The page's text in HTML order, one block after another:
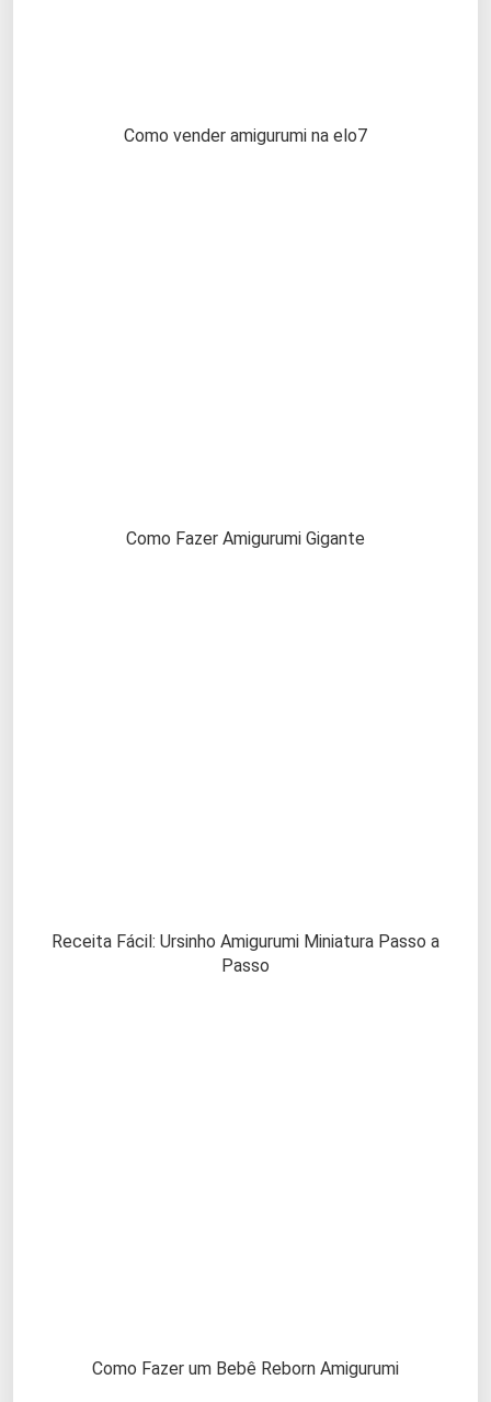
Como vender amigurumi na elo7
Como Fazer Amigurumi Gigante
Receita Fácil: Ursinho Amigurumi Miniatura Passo a
Passo
Como Fazer um Bebê Reborn Amigurumi